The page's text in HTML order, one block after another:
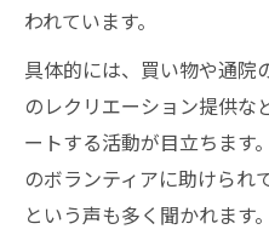
われています。
具体的には、買い物や通院
のレクリエーション提供な
ートする活動が目立ちます
のボランティアに助けられ
という声も多く聞かれます。